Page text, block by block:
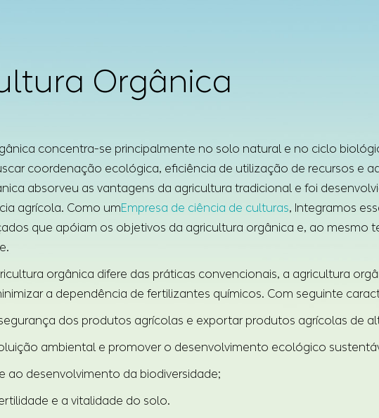
Orgânica
concentra-se principalmente no solo natural e no ciclo
coordenação ecológica, eficiência de utilização de recursos e
absorveu as vantagens da agricultura tradicional e foi
agrícola. Como umEmpresa de ciência de culturas, Integramos
que apóiam os objetivos da agricultura orgânica e, ao mesmo
orgânica difere das práticas convencionais, a agricultura
a dependência de fertilizantes químicos. Com seguinte
dos produtos agrícolas e exportar produtos agrícolas de
ambiental e promover o desenvolvimento ecológico
ao desenvolvimento da biodiversidade;
e a vitalidade do solo.